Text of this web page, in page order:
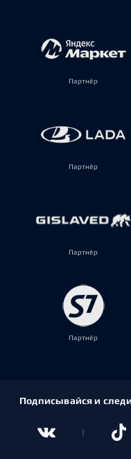
Партнёр
Партнёр
Партнёр
Партнёр
Подписывайся и